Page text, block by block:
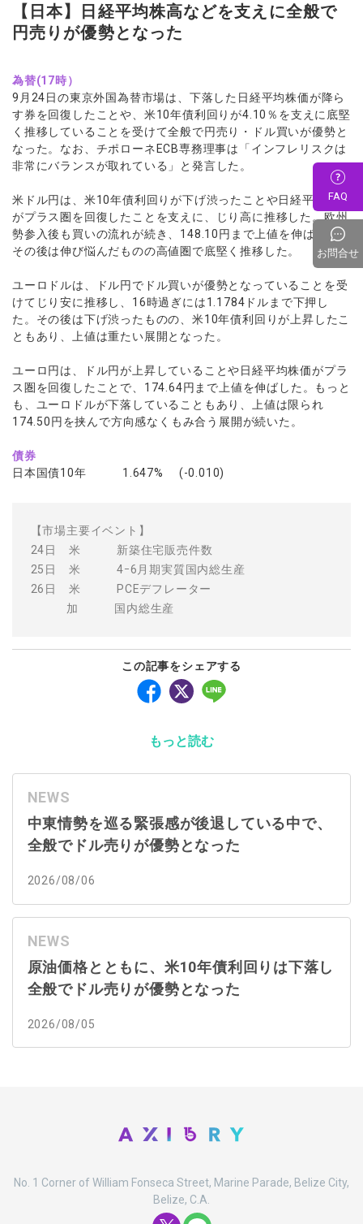
【日本】日経平均株高などを支えに全般で
円売りが優勢となった
為替(17時）
9月24日の東京外国為替市場は、下落した日経平均株価が降ら
す券を回復したことや、米10年債利回りが4.10％を支えに底堅
く推移していることを受けて全般で円売り・ドル買いが優勢と
なった。なお、チポローネECB専務理事は「インフレリスクは
非常にバランスが取れている」と発言した。
米ドル円は、米10年債利回りが下げ渋ったことや日経平均株価
がプラス圏を回復したことを支えに、じり高に推移した。欧州
勢参入後も買いの流れが続き、148.10円まで上値を伸ばした。
その後は伸び悩んだものの高値圏で底堅く推移した。
ユーロドルは、ドル円でドル買いが優勢となっていることを受
けてじり安に推移し、16時過ぎには1.1784ドルまで下押し
た。その後は下げ渋ったものの、米10年債利回りが上昇したこ
ともあり、上値は重たい展開となった。
ユーロ円は、ドル円が上昇していることや日経平均株価がプラ
ス圏を回復したことで、174.64円まで上値を伸ばした。もっと
も、ユーロドルが下落していることもあり、上値は限られ
174.50円を挟んで方向感なくもみ合う展開が続いた。
債券
日本国債10年 1.647% (-0.010)
【市場主要イベント】
24日 米 新築住宅販売件数
25日 米 4ｰ6月期実質国内総生産
26日 米 PCEデフレーター
加 国内総生産
この記事をシェアする
もっと読む
NEWS
中東情勢を巡る緊張感が後退している中で、
全般でドル売りが優勢となった
2026/08/06
NEWS
原油価格とともに、米10年債利回りは下落し
全般でドル売りが優勢となった
2026/08/05
No. 1 Corner of William Fonseca Street, Marine Parade, Belize City,
Belize, C.A.
FAQ
お問合せ